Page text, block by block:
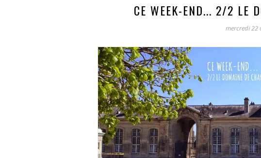
CE WEEK-END... 2/2 LE
mercredi 22